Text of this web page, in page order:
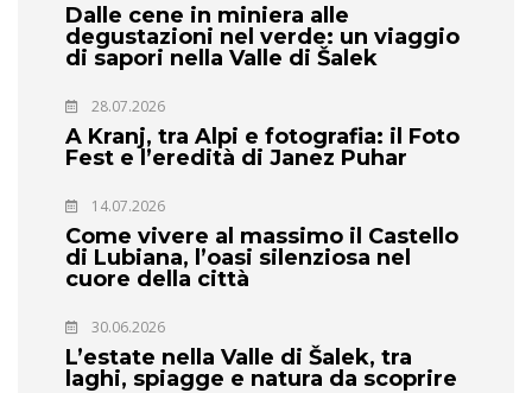
Dalle cene in miniera alle
degustazioni nel verde: un viaggio
di sapori nella Valle di Šalek
28.07.2026
A Kranj, tra Alpi e fotografia: il Foto
Fest e l’eredità di Janez Puhar
14.07.2026
Come vivere al massimo il Castello
di Lubiana, l’oasi silenziosa nel
cuore della città
30.06.2026
L’estate nella Valle di Šalek, tra
laghi, spiagge e natura da scoprire